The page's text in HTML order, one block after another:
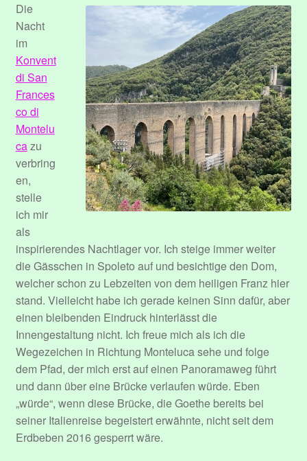
Die
Nacht
im
Konvent
di San
Frances
co di
Montelu
cazu
verbring
en,
stelle
ich mir
als
inspirierendes Nachtlager vor. Ich steige immer weiter
die Gässchen in Spoleto auf und besichtige den Dom,
welcher schon zu Lebzeiten von dem heiligen Franz hier
stand. Vielleicht habe ich gerade keinen Sinn dafür, aber
einen bleibenden Eindruck hinterlässt die
Innengestaltung nicht. Ich freue mich als ich die
Wegezeichen in Richtung Monteluca sehe und folge
dem Pfad, der mich erst auf einen Panoramaweg führt
und dann über eine Brücke verlaufen würde. Eben
„würde“, wenn diese Brücke, die Goethe bereits bei
seiner Italienreise begeistert erwähnte, nicht seit dem
Erdbeben 2016 gesperrt wäre.